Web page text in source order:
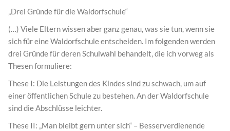
„Drei Gründe für die Waldorfschule“
(…) Viele Eltern wissen aber ganz genau, was sie tun, wenn sie
sich für eine Waldorfschule entscheiden. Im folgenden werden
drei Gründe für deren Schulwahl behandelt, die ich vorweg als
Thesen formuliere:
These I: Die Leistungen des Kindes sind zu schwach, um auf
einer öffentlichen Schule zu bestehen. An der Waldorfschule
sind die Abschlüsse leichter.
These II: „Man bleibt gern unter sich“ – Besserverdienende